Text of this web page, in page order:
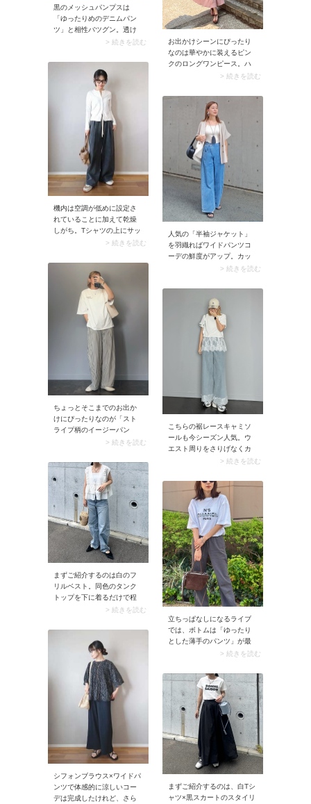
など暑さ対策グッズの持ち
歩きも考えて、大きめなト
ートバッグを選びましょ
う。
黒のメッシュパンプスは
「ゆったりめのデニムパン
ツ」と相性バツグン。透け
感のあるパンプスが厚地の
せ、シーズンムードにハマ
る着こなしに。合わせるだ
けで大人っぽいカジュアル
コーデに仕上がります。
> 続きを読む
お出かけシーンにぴったり
なのは華やかに装えるピン
クのロングワンピース。ハ
リのある生地感＆フレアシ
りげなくカバーしてくれま
す。ブラウンの小物＆ジャ
ケットで上品に引き締める
と、甘すぎない大人のエレ
ガントコーデが完成。
> 続きを読む
機内は空調が低めに設定さ
れていることに加えて乾燥
しがち。Tシャツの上にサッ
と羽織れるよう「長袖カー
す。このとき薄手＆ふつう
丈のカーディガンを選ぶの
がコツ。かさばらず脱ぎ着
しやすいため、体温調節が
スマートに行えます。
> 続きを読む
人気の「半袖ジャケット」
を羽織ればワイドパンツコ
ーデの鮮度がアップ。カッ
チリしたアウターが縦長シ
ドパンツがスッキリまとま
ります。さらに気になる二
の腕をすっぽりカバーして
くれるので、50代の夏コー
デに役立ちますよ。
> 続きを読む
ちょっとそこまでのお出か
けにぴったりなのが「スト
ライプ柄のイージーパン
ツ」。爽やかなストライプ
み、サマになるカジュアル
コーデが即完成します。
> 続きを読む
こちらの裾レースキャミソ
ールも今シーズン人気。ウ
エスト周りをさりげなくカ
バーできるのが大人世代に
にはキャミソールと同色で
ややショート丈のTシャツが
おすすめ。コーデバランス
がよく甘さ控えめに仕上が
ります。
> 続きを読む
まずご紹介するのは白のフ
リルベスト。同色のタンク
トップを下に着るだけで程
よくフェミニンなコーデが
ドがウエスト周りをさりげ
なくカバーしてくれるのが
メリットです。また甘めの
服を大人が着るときは、一
点集中で取り入れるのがお
しゃれのコツ。ボトムには
ウォッシュの効いたワイド
デニムパンツを合わせてコ
ーデを引き締めましょう。
> 続きを読む
立ちっぱなしになるライブ
では、ボトムは「ゆったり
とした薄手のパンツ」が最
適解。薄めの素材で取り入
快適に過ごせます。ゆとり
のあるシルエットに加えて
ストレッチ性も備えている
パンツを選ぶと動きやすい
ですよ。
> 続きを読む
シフォンブラウス×ワイドパ
ンツで体感的に涼しいコー
デは完成したけれど、さら
まずご紹介するのは、白Tシ
ャツ×黒スカートのスタイリ